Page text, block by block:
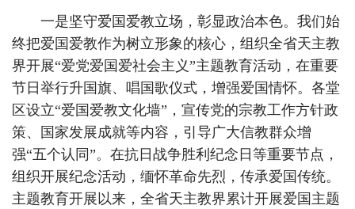
一是坚守爱国爱教立场，彰显政治本色。我们始
终把爱国爱教作为树立形象的核心，组织全省天主教
界开展“爱党爱国爱社会主义”主题教育活动，在重要
节日举行升国旗、唱国歌仪式，增强爱国情怀。各堂
区设立“爱国爱教文化墙”，宣传党的宗教工作方针政
策、国家发展成就等内容，引导广大信教群众增
强“五个认同”。在抗日战争胜利纪念日等重要节点，
组织开展纪念活动，缅怀革命先烈，传承爱国传统。
主题教育开展以来，全省天主教界累计开展爱国主题